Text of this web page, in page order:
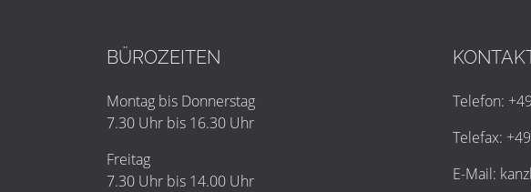
BÜROZEITEN
Montag bis Donnerstag
7.30 Uhr bis 16.30 Uhr
Freitag
7.30 Uhr bis 14.00 Uhr
Telefon:
Telefax:
E-Mail: kanzl